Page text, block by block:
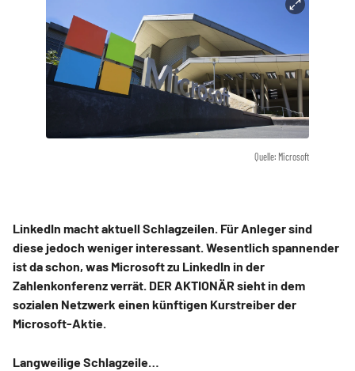
Quelle: Microsoft
LinkedIn macht aktuell Schlagzeilen. Für Anleger sind
diese jedoch weniger interessant. Wesentlich spannender
ist da schon, was Microsoft zu LinkedIn in der
Zahlenkonferenz verrät. DER AKTIONÄR sieht in dem
sozialen Netzwerk einen künftigen Kurstreiber der
Microsoft-Aktie.
Langweilige Schlagzeile…